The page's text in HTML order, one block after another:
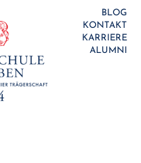
BLOG
KONTAKT
KARRIERE
ALUMNI